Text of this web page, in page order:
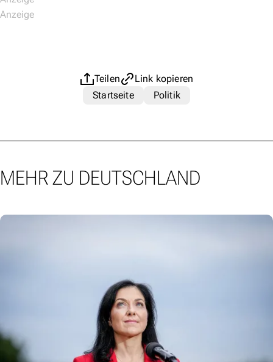
Teilen
Link kopieren
Startseite
Politik
MEHR ZU DEUTSCHLAND